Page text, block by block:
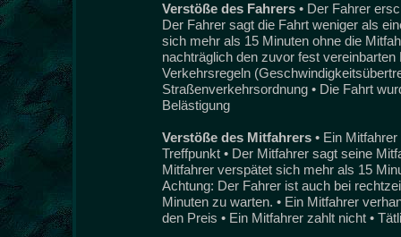
Verstöße des Fahrers • Der Fahrer
Der Fahrer sagt die Fahrt weniger als
sich mehr als 15 Minuten ohne die
nachträglich den zuvor fest
Verkehrsregeln
Straßenverkehrsordnung • Die Fahrt
Belästigung
Verstöße des Mitfahrers • Ein
Treffpunkt • Der Mitfahrer sagt seine
Mitfahrer verspätet sich mehr als 15
Achtung: Der Fahrer ist auch bei
Minuten zu warten. • Ein Mitfahrer
den Preis • Ein Mitfahrer zahlt nicht •